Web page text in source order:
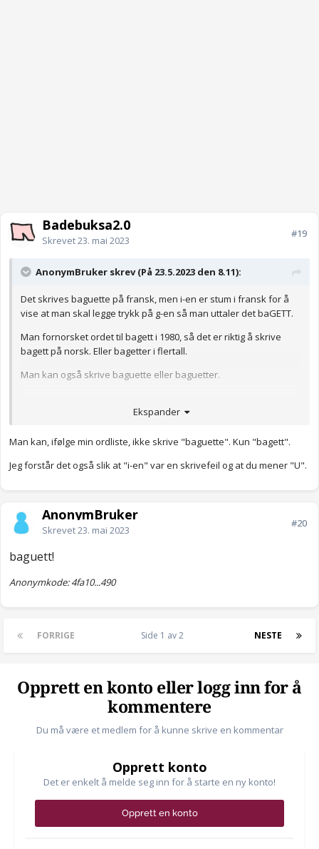
Badebuksa2.0
Skrevet23. mai 2023
#19
AnonymBruker skrev (På 23.5.2023 den 8.11):
Det skrives baguette på fransk, men i-en er stum i fransk for å
vise at man skal legge trykk på g-en så man uttaler det baGETT.
Man fornorsket ordet til bagett i 1980, så det er riktig å skrive
bagett på norsk. Eller bagetter i flertall.
Man kan også skrive baguette eller baguetter.
Ekspander
Man kan, ifølge min ordliste, ikke skrive "baguette". Kun "bagett".
Jeg forstår det også slik at "i-en" var en skrivefeil og at du mener "U".
AnonymBruker
Skrevet23. mai 2023
#20
baguett!
Anonymkode: 4fa10...490
FORRIGE NESTE
Side 1 av 2
Opprett en konto eller logg inn for å
kommentere
Du må være et medlem for å kunne skrive en kommentar
Opprett konto
Det er enkelt å melde seg inn for å starte en ny konto!
Opprett en konto